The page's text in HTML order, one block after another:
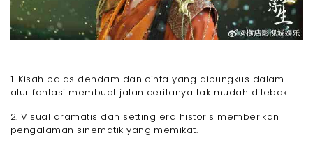
1. Kisah balas dendam dan cinta yang dibungkus dalam
alur fantasi membuat jalan ceritanya tak mudah ditebak.
2. Visual dramatis dan setting era historis memberikan
pengalaman sinematik yang memikat.